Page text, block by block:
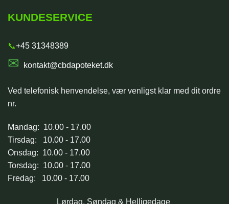
KUNDESERVICE
📞+45 31348389
✉ kontakt@cbdapoteket.dk
Ved telefonisk henvendelse, vær venligst klar med dit ordre
nr.
Mandag: 10.00 - 17.00
Tirsdag: 10.00 - 17.00
Onsdag: 10.00 - 17.00
Torsdag: 10.00 - 17.00
Fredag: 10.00 - 17.00
Lørdag, Søndag & Helligedage